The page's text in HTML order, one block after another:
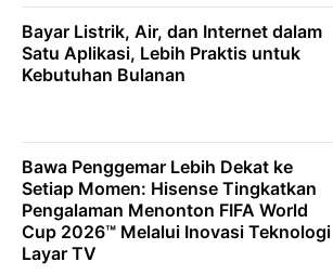
Bayar Listrik, Air, dan Internet dalam
Satu Aplikasi, Lebih Praktis untuk
Kebutuhan Bulanan
Bawa Penggemar Lebih Dekat ke
Setiap Momen: Hisense Tingkatkan
Pengalaman Menonton FIFA World
Cup 2026™ Melalui Inovasi Teknologi
Layar TV